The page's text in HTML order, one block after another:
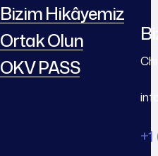
Bizim Hikâyemiz
Ortak Olun
OKV PASS